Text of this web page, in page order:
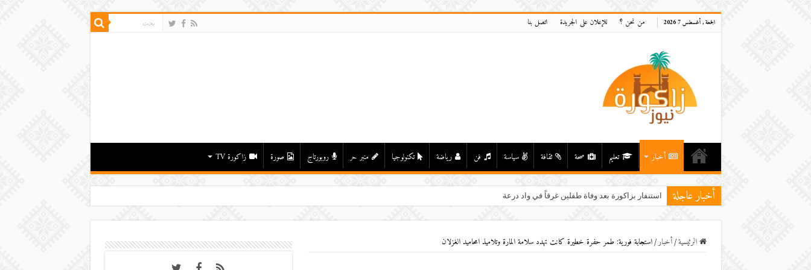
الجمعة , أغسطس 7 2026 من نحن ؟ للإعلان على الجريدة اتصل بنا
أخبار تعليم صحة ثقافة سياسة فن رياضة تكنولوجيا منبر حر روبورتاج صورة زاكورة TV
أخبار عاجلة بقو
الرئيسية/أخبار/استجابة فورية: طمر حفرة خطيرة كانت تهدد سلامة المارة وتلاميذ امحاميد الغزلان